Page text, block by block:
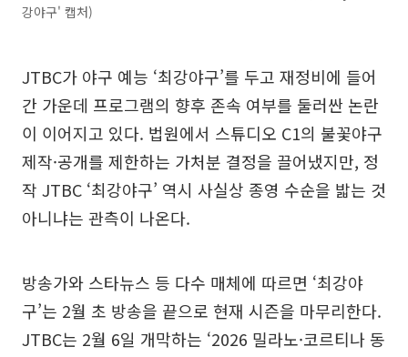
강야구' 캡처)
JTBC가 야구 예능 ‘최강야구’를 두고 재정비에 들어
간 가운데 프로그램의 향후 존속 여부를 둘러싼 논란
이 이어지고 있다. 법원에서 스튜디오 C1의 불꽃야구
제작·공개를 제한하는 가처분 결정을 끌어냈지만, 정
작 JTBC ‘최강야구’ 역시 사실상 종영 수순을 밟는 것
아니냐는 관측이 나온다.
방송가와 스타뉴스 등 다수 매체에 따르면 ‘최강야
구’는 2월 초 방송을 끝으로 현재 시즌을 마무리한다.
JTBC는 2월 6일 개막하는 ‘2026 밀라노·코르티나 동